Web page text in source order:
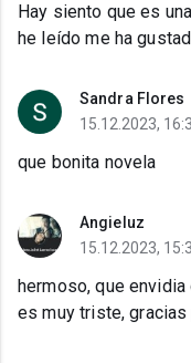
Hay siento que es
he leído me ha
Sandra Flores
15.12.2023,
que bonita novela
Angieluz
15.12.2023,
hermoso, que
es muy triste,